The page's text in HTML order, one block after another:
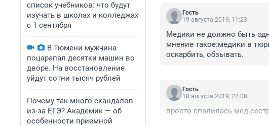
список учебников: что будут
изучать в школах и колледжах
с 1 сентября
В Тюмени мужчина
поцарапал десятки машин во
дворе. На восстановление
уйдут сотни тысяч рублей
Почему так много скандалов
из-за ЕГЭ? Академик — об
особенности приемной
Гость
19 августа 2019, 11:23
Медики не должно быть
мнение такое:медики в
оскарбить, обзывать.
Гость
18 августа 2019, 22:08
просто спалилась